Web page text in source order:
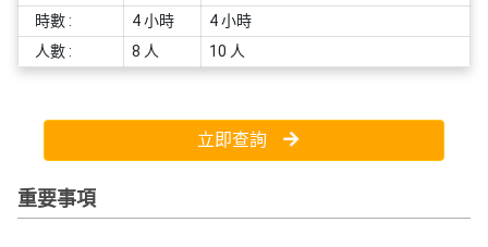
束
及
花
禮
訂
製
日
拍
業
/
公
知
件
神
器
時數 :
4 小時
4 小時
人數 :
8 人 10 人
立即查詢
重要事項